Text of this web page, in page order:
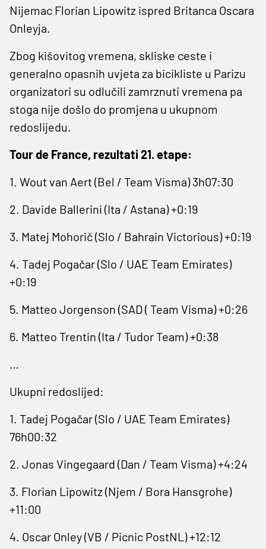
Nijemac Florian Lipowitz ispred Britanca Oscara
Onleyja.
Zbog kišovitog vremena, skliske ceste i
generalno opasnih uvjeta za bicikliste u Parizu
organizatori su odlučili zamrznuti vremena pa
stoga nije došlo do promjena u ukupnom
redoslijedu.
Tour de France, rezultati 21. etape:
1. Wout van Aert (Bel / Team Visma) 3h07:30
2. Davide Ballerini (Ita / Astana) +0:19
3. Matej Mohorič (Slo / Bahrain Victorious) +0:19
4. Tadej Pogačar (Slo / UAE Team Emirates)
+0:19
5. Matteo Jorgenson (SAD ( Team Visma) +0:26
6. Matteo Trentin (Ita / Tudor Team) +0:38
…
Ukupni redoslijed:
1. Tadej Pogačar (Slo / UAE Team Emirates)
76h00:32
2. Jonas Vingegaard (Dan / Team Visma) +4:24
3. Florian Lipowitz (Njem / Bora Hansgrohe)
+11:00
4. Oscar Onley (VB / Picnic PostNL) +12:12